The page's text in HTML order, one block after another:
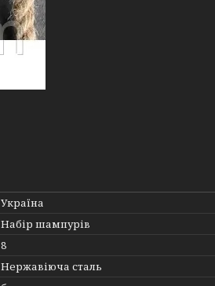
Україна
Набір шампурів
8
Нержавіюча сталь